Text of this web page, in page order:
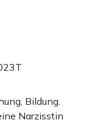
Bildung.
Narzisstin